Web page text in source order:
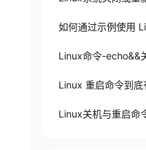
如何通过示例使用
Linux命令-echo&&
Linux 重启命令到底
Linux关机与重启命